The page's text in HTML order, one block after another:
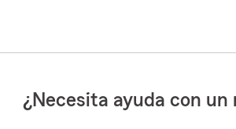
¿Necesita ayuda con un